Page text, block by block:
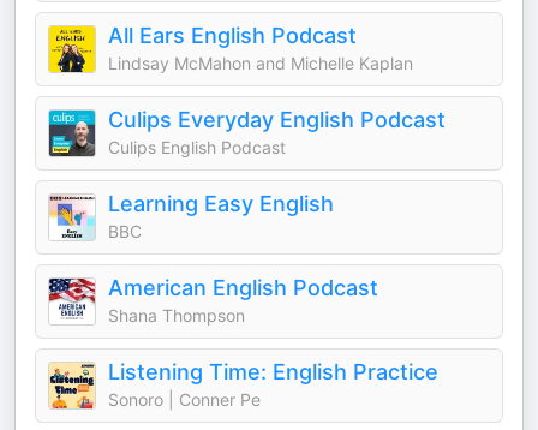
All Ears English Podcast
Lindsay McMahon and Michelle Kaplan
Culips Everyday English Podcast
Culips English Podcast
Learning Easy English
BBC
American English Podcast
Shana Thompson
Listening Time: English Practice
Sonoro | Conner Pe